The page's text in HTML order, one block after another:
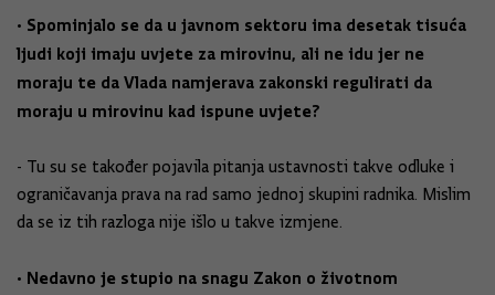
• Spominjalo se da u javnom sektoru ima desetak tisuća
ljudi koji imaju uvjete za mirovinu, ali ne idu jer ne
moraju te da Vlada namjerava zakonski regulirati da
moraju u mirovinu kad ispune uvjete?
- Tu su se također pojavila pitanja ustavnosti takve odluke i
ograničavanja prava na rad samo jednoj skupini radnika. Mislim
da se iz tih razloga nije išlo u takve izmjene.
• Nedavno je stupio na snagu Zakon o životnom